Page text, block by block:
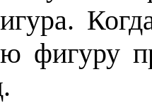
фигуру